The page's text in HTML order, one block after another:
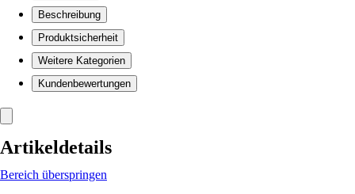
Beschreibung
Produktsicherheit
Weitere Kategorien
Kundenbewertungen
Artikeldetails
Bereich überspringen